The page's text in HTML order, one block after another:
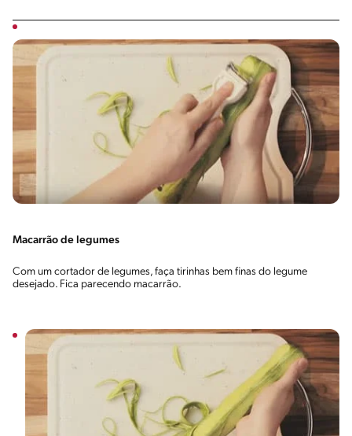
Macarrão de legumes
Com um cortador de legumes, faça tirinhas bem finas do legume
desejado. Fica parecendo macarrão.